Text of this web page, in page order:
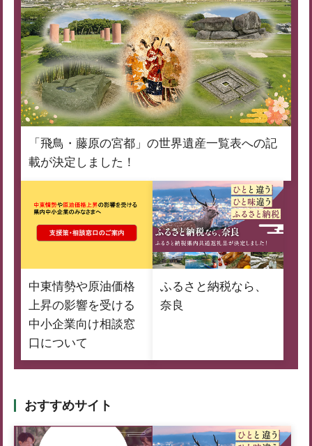
「飛鳥・藤原の宮都」の世界遺産一覧表への記
載が決定しました！
中東情勢や原油価格
上昇の影響を受ける
中小企業向け相談窓
口について
ふるさと納税なら、
奈良
おすすめサイト